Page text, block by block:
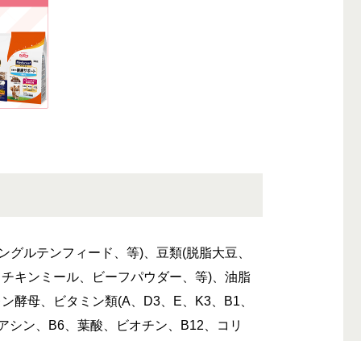
グルテンフィード、等)、豆類(脱脂大豆、
キンミール、ビーフパウダー、等)、油脂
酵母、ビタミン類(A、D3、E、K3、B1、
シン、B6、葉酸、ビオチン、B12、コリ